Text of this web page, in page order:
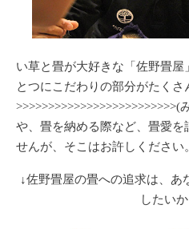
い草と畳が大好きな「佐野畳
とつにこだわりの部分がたくさ
や、畳を納める際など、畳愛を
せんが、そこはお許しください
↓佐野畳屋の畳への追求は、あ
したい